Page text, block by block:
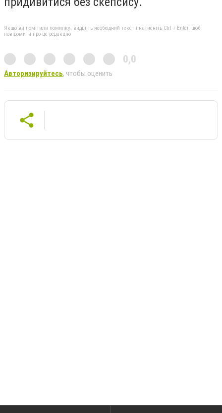
Якщо ви помітили помилку, виділіть необхідний текст і натисніть Ctrl + Enter, щоб
повідомити про це редакцію
0,0
Авторизируйтесь, чтобы оценить